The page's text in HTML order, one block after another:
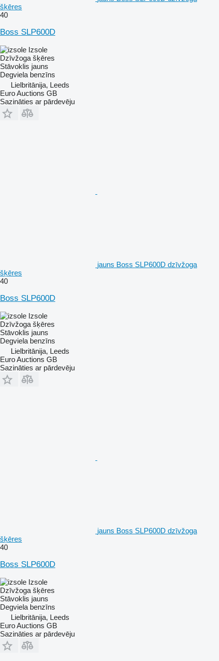
šķēres
40
Boss SLP600D
Izsole
Dzīvžoga šķēres
Stāvoklis jauns
Degviela benzīns
Lielbritānija, Leeds
Euro Auctions GB
Sazināties ar pārdevēju
jauns Boss SLP600D dzīvžoga
šķēres
40
Boss SLP600D
Izsole
Dzīvžoga šķēres
Stāvoklis jauns
Degviela benzīns
Lielbritānija, Leeds
Euro Auctions GB
Sazināties ar pārdevēju
jauns Boss SLP600D dzīvžoga
šķēres
40
Boss SLP600D
Izsole
Dzīvžoga šķēres
Stāvoklis jauns
Degviela benzīns
Lielbritānija, Leeds
Euro Auctions GB
Sazināties ar pārdevēju